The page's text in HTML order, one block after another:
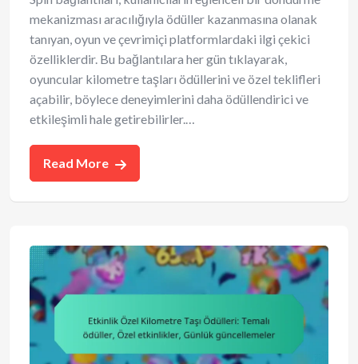
mekanizması aracılığıyla ödüller kazanmasına olanak
tanıyan, oyun ve çevrimiçi platformlardaki ilgi çekici
özelliklerdir. Bu bağlantılara her gün tıklayarak,
oyuncular kilometre taşları ödüllerini ve özel teklifleri
açabilir, böylece deneyimlerini daha ödüllendirici ve
etkileşimli hale getirebilirler.…
Read More